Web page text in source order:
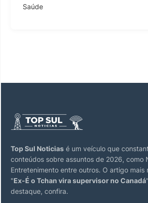
Saúde
Top Sul Noticias é um veículo que
conteúdos sobre assuntos de 2026, como
Entretenimento entre outros. O artigo mais
"Ex-É o Tchan vira supervisor no Canadá
destaque, confira.